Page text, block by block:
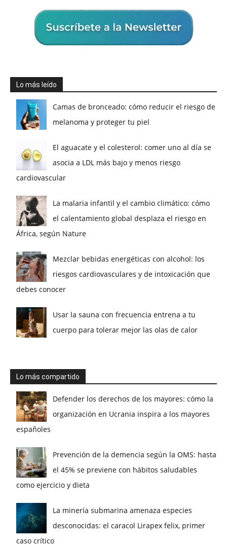
Lo más leído
Camas de bronceado: cómo reducir el riesgo de
melanoma y proteger tu piel
El aguacate y el colesterol: comer uno al día se
asocia a LDL más bajo y menos riesgo
cardiovascular
La malaria infantil y el cambio climático: cómo
el calentamiento global desplaza el riesgo en
África, según Nature
Mezclar bebidas energéticas con alcohol: los
riesgos cardiovasculares y de intoxicación que
debes conocer
Usar la sauna con frecuencia entrena a tu
cuerpo para tolerar mejor las olas de calor
Lo más compartido
Defender los derechos de los mayores: cómo la
organización en Ucrania inspira a los mayores
españoles
Prevención de la demencia según la OMS: hasta
el 45% se previene con hábitos saludables
como ejercicio y dieta
La minería submarina amenaza especies
desconocidas: el caracol Lirapex felix, primer
caso crítico